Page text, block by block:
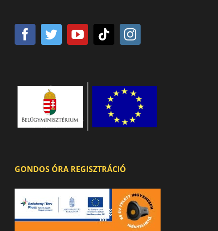
GONDOS ÓRA REGISZTRÁCIÓ